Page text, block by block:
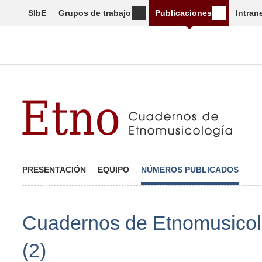
SIbE Grupos de trabajo Publicaciones
PRESENTACIÓN EQUIPO NÚMEROS PUBLICADOS
Cuadernos de
(2)